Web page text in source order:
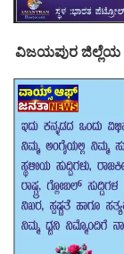
ವಿಜಯಪುರ ಜಿಲ್ಲೆಯ